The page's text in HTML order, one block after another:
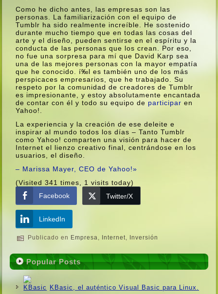
Como he dicho antes, las empresas son las
personas. La familiarización con el equipo de
Tumblr ha sido realmente increí­ble. He sostenido
durante mucho tiempo que en todas las cosas del
arte y el diseño, pueden sentirse en el espí­ritu y la
conducta de las personas que los crean. Por eso,
no fue una sorpresa para mí­ que David Karp sea
una de las mejores personas con la mayor empatí­a
que he conocido. í‰l es también uno de los más
perspicaces empresarios, que he trabajado. Su
respeto por la comunidad de creadores de Tumblr
es impresionante, y estoy absolutamente encantada
de contar con él y todo su equipo de participar en
Yahoo!.
La experiencia y la creación de ese deleite e
inspirar al mundo todos los dí­as – Tanto Tumblr
como Yahoo! comparten una visión para hacer de
Internet el lienzo creativo final, centrándose en los
usuarios, el diseño.
– Marissa Mayer, CEO de Yahoo!»
(Visited 341 times, 1 visits today)
Facebook
Twitter/X
LinkedIn
Publicado en Empresa Internet Inversión
Popular Posts
KBasic, el auténtico Visual Basic para Linux.